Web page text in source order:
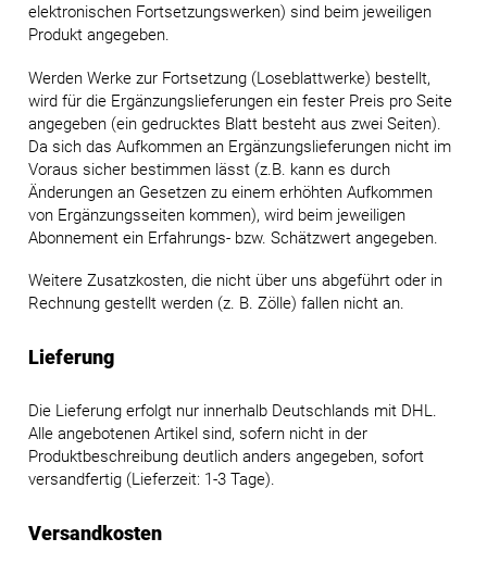
elektronischen Fortsetzungswerken) sind beim jeweiligen
Produkt angegeben.
Werden Werke zur Fortsetzung (Loseblattwerke) bestellt,
wird für die Ergänzungslieferungen ein fester Preis pro Seite
angegeben (ein gedrucktes Blatt besteht aus zwei Seiten).
Da sich das Aufkommen an Ergänzungslieferungen nicht im
Voraus sicher bestimmen lässt (z.B. kann es durch
Änderungen an Gesetzen zu einem erhöhten Aufkommen
von Ergänzungsseiten kommen), wird beim jeweiligen
Abonnement ein Erfahrungs- bzw. Schätzwert angegeben.
Weitere Zusatzkosten, die nicht über uns abgeführt oder in
Rechnung gestellt werden (z. B. Zölle) fallen nicht an.
Lieferung
Die Lieferung erfolgt nur innerhalb Deutschlands mit DHL.
Alle angebotenen Artikel sind, sofern nicht in der
Produktbeschreibung deutlich anders angegeben, sofort
versandfertig (Lieferzeit: 1-3 Tage).
Versandkosten